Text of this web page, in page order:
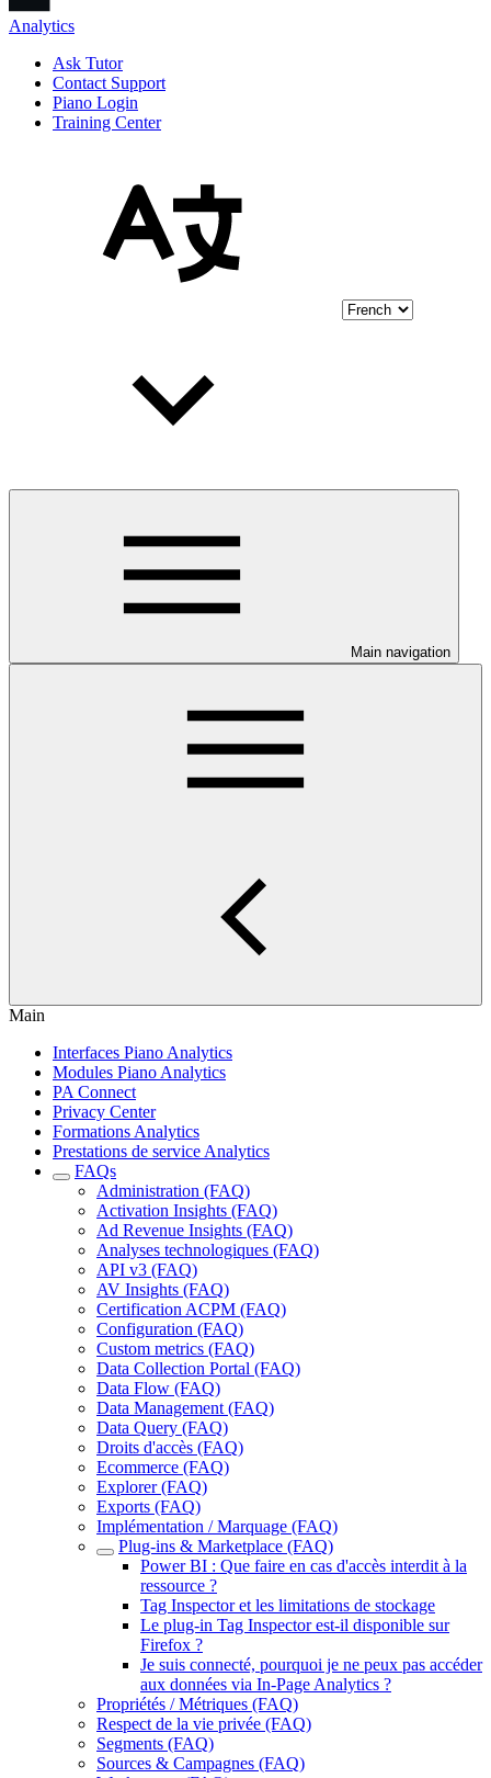
Analytics
Ask Tutor
Contact Support
Piano Login
Training Center
Main navigation
Main
Interfaces Piano Analytics
Modules Piano Analytics
PA Connect
Privacy Center
Formations Analytics
Prestations de service Analytics
FAQs
Administration (FAQ)
Activation Insights (FAQ)
Ad Revenue Insights (FAQ)
Analyses technologiques (FAQ)
API v3 (FAQ)
AV Insights (FAQ)
Certification ACPM (FAQ)
Configuration (FAQ)
Custom metrics (FAQ)
Data Collection Portal (FAQ)
Data Flow (FAQ)
Data Management (FAQ)
Data Query (FAQ)
Droits d'accès (FAQ)
Ecommerce (FAQ)
Explorer (FAQ)
Exports (FAQ)
Implémentation / Marquage (FAQ)
Plug-ins & Marketplace (FAQ)
Power BI : Que faire en cas d'accès interdit à la
ressource ?
Tag Inspector et les limitations de stockage
Le plug-in Tag Inspector est-il disponible sur
Firefox ?
Je suis connecté, pourquoi je ne peux pas accéder
aux données via In-Page Analytics ?
Propriétés / Métriques (FAQ)
Respect de la vie privée (FAQ)
Segments (FAQ)
Sources & Campagnes (FAQ)